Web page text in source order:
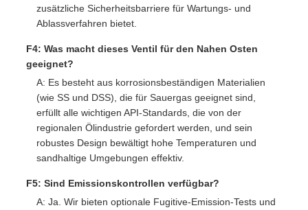
zusätzliche Sicherheitsbarriere für Wartungs- und
Ablassverfahren bietet.
F4: Was macht dieses Ventil für den Nahen Osten
geeignet?
A: Es besteht aus korrosionsbeständigen Materialien
(wie SS und DSS), die für Sauergas geeignet sind,
erfüllt alle wichtigen API-Standards, die von der
regionalen Ölindustrie gefordert werden, und sein
robustes Design bewältigt hohe Temperaturen und
sandhaltige Umgebungen effektiv.
F5: Sind Emissionskontrollen verfügbar?
A: Ja. Wir bieten optionale Fugitive-Emission-Tests und